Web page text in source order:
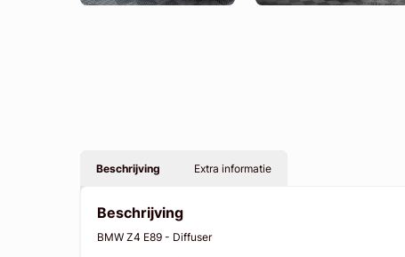
Beschrijving Extra informatie
Beschrijving
BMW Z4 E89 - Diffuser